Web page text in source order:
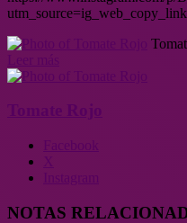
utm_source=ig_web_copy_link
NOTAS